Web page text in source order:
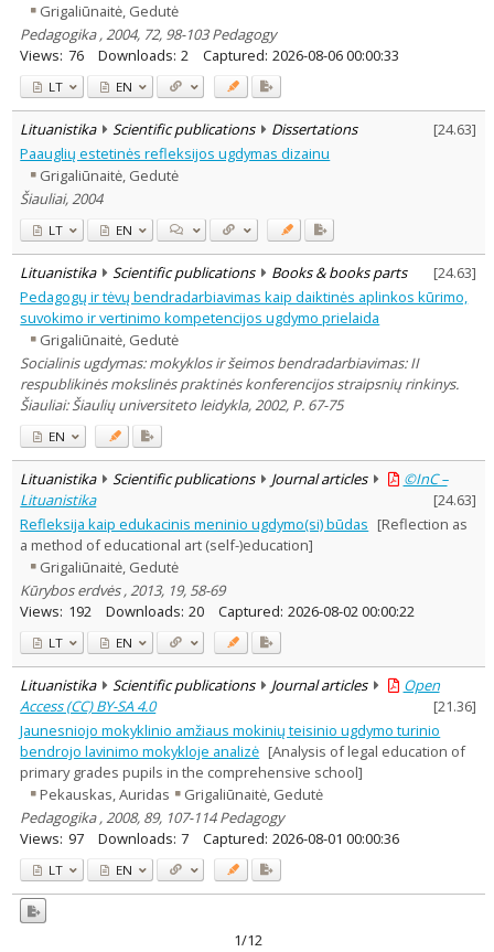
Grigaliūnaitė, Gedutė
Pedagogika , 2004, 72, 98-103 Pedagogy
Views: 76 Downloads: 2 Captured: 2026-08-06 00:00:33
LT EN
Lituanistika Scientific publications Dissertations [24.63]
Paauglių estetinės refleksijos ugdymas dizainu
Grigaliūnaitė, Gedutė
Šiauliai, 2004
LT EN
Lituanistika Scientific publications Books & books parts [24.63]
Pedagogų ir tėvų bendradarbiavimas kaip daiktinės aplinkos kūrimo,
suvokimo ir vertinimo kompetencijos ugdymo prielaida
Grigaliūnaitė, Gedutė
Socialinis ugdymas: mokyklos ir šeimos bendradarbiavimas: II
respublikinės mokslinės praktinės konferencijos straipsnių rinkinys.
Šiauliai: Šiaulių universiteto leidykla, 2002, P. 67-75
EN
Lituanistika Scientific publications Journal articles
©InC –
Lituanistika
[24.63]
Refleksija kaip edukacinis meninio ugdymo(si) būdas [Reflection as
a method of educational art (self-)education]
Grigaliūnaitė, Gedutė
Kūrybos erdvės , 2013, 19, 58-69
Views: 192 Downloads: 20 Captured: 2026-08-02 00:00:22
LT EN
Lituanistika Scientific publications Journal articles
Open
Access (CC) BY-SA 4.0
[21.36]
Jaunesniojo mokyklinio amžiaus mokinių teisinio ugdymo turinio
bendrojo lavinimo mokykloje analizė [Analysis of legal education of
primary grades pupils in the comprehensive school]
Pekauskas, Auridas
Grigaliūnaitė, Gedutė
Pedagogika , 2008, 89, 107-114 Pedagogy
Views: 97 Downloads: 7 Captured: 2026-08-01 00:00:36
LT EN
1/12